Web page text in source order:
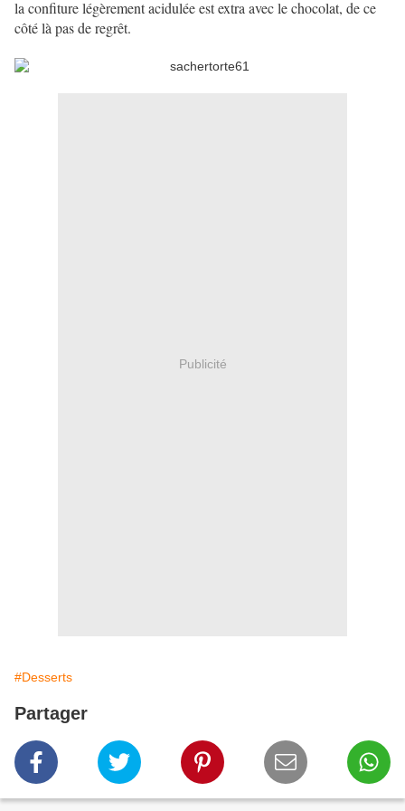
la confiture légèrement acidulée est extra avec le chocolat, de ce
côté là pas de regrêt.
Publicité
#Desserts
Partager